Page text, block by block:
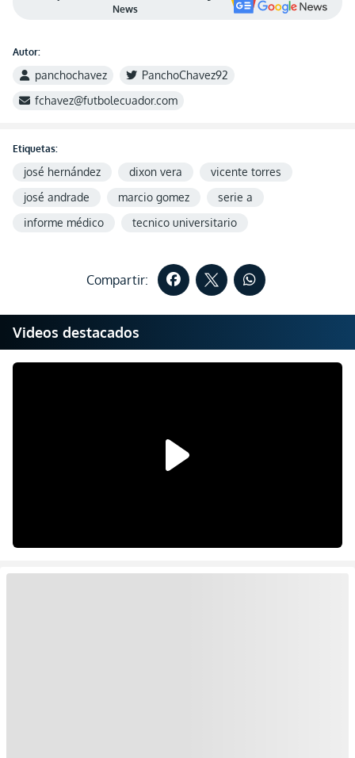
News
Autor:
panchochavez
PanchoChavez92
fchavez@futbolecuador.com
Etiquetas:
josé hernández dixon vera
vicente torres
josé andrade
marcio gomez
serie a
informe médico
tecnico universitario
Compartir:
Videos destacados